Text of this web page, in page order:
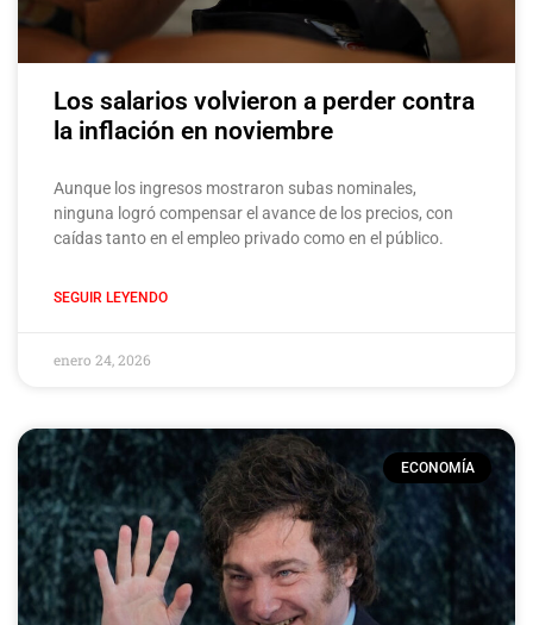
Los salarios volvieron a perder contra
la inflación en noviembre
Aunque los ingresos mostraron subas nominales,
ninguna logró compensar el avance de los precios, con
caídas tanto en el empleo privado como en el público.
SEGUIR LEYENDO
enero 24, 2026
ECONOMÍA